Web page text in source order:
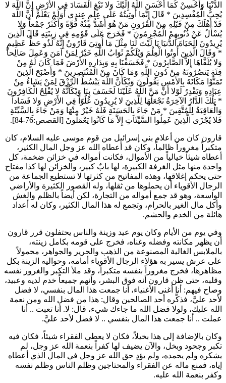
الدُّنْيَا وَأَحْسِنْ كَمَا أَحْسَنَ اللَّهُ إِلَيْكَ وَلا تَبْغِ الْفَسَادَ فِي الأَرْضِ إِنَّ اللَّهَ لا
يُحِبُّ الْمُفْسِدِينَ * قَالَ إِنَّمَا أُوتِيتُهُ عَلَى عِلْمٍ عِندِي أَوَلَمْ يَعْلَمْ أَنَّ اللَّهَ
قَدْ أَهْلَكَ مِنْ قَبْلِهِ مِنْ القُرُونِ مَنْ هُوَ أَشَدُّ مِنْهُ قُوَّةً وَأَكْثَرُ جَمْعاً وَلا
يُسْأَلُ عَنْ ذُنُوبِهِمْ الْمُجْرِمُونَ * فَخَرَجَ عَلَى قَوْمِهِ فِي زِينَتِهِ قَالَ الَّذِينَ
يُرِيدُونَ الْحَيَاةَ الدُّنيَا يَا لَيْتَ لَنَا مِثْلَ مَا أُوتِيَ قَارُونُ إِنَّهُ لَذُو حَظٍّ عَظِيمٍ
* وَقَالَ الَّذِينَ أُوتُوا الْعِلْمَ وَيْلَكُمْ ثَوَابُ اللَّهِ خَيْرٌ لِمَنْ آمَنَ وَعَمِلَ صَالِحاً
وَلا يُلَقَّاهَا إِلاَّ الصَّابِرُونَ * فَخَسَفْنَا بِهِ وَبِدَارِهِ الأَرْضَ فَمَا كَانَ لَهُ مِنْ
فِئَةٍ يَنصُرُونَهُ مِنْ دُونِ اللَّهِ وَمَا كَانَ مِنْ المُنْتَصِرِينَ * وَأَصْبَحَ الَّذِينَ
تَمَنَّوْا مَكَانَهُ بِالأَمْسِ يَقُولُونَ وَيْكَأَنَّ اللَّهَ يَبْسُطُ الرِّزْقَ لِمَنْ يَشَاءُ مِنْ
عِبَادِهِ وَيَقْدِرُ لَوْلا أَنْ مَنَّ اللَّهُ عَلَيْنَا لَخَسَفَ بِنَا وَيْكَأَنَّهُ لا يُفْلِحُ الْكَافِرُونَ
* تِلْكَ الدَّارُ الآخِرَةُ نَجْعَلُهَا لِلَّذِينَ لا يُرِيدُونَ عُلُوّاً فِي الأَرْضِ وَلا فَسَاداً
وَالْعَاقِبَةُ لِلْمُتَّقِينَ * مَنْ جَاءَ بِالْحَسَنَةِ فَلَهُ خَيْرٌ مِنْهَا وَمَنْ جَاءَ بِالسَّيِّئَةِ
فَلا يُجْزَى الَّذِينَ عَمِلُوا السَّيِّئَاتِ إِلاَّ مَا كَانُوا يَعْمَلُونَ [القصص:76-84].
قارون كان من أعلام بني إسرائيل من قوم موسى عليه السلام، كان
متكبراً مغروراً ظالماً، وكان قد أعطاه الله عز وجل المال الكثير،
أعطاه شيئاً خيالياً من الأموال، فكانت أمواله في خزائن ضخمة، كل
واحدة منها مثل الغرفة الكبيرة، لها بابٌ كبير، والخزائن لها كذا مفتاح
حتى يحكم إغلاقها، وهذه المفاتيح من كثرتها لا تستطيع الجماعة من
الرجال الأقوياء أن يحملوها من ثقلها، وله القصور الكثيرة والأراضي
الواسعة، وهو قد جمع أمواله من التجارة، لكن أيضاً بالظلم والغش
وأكل مال الغير بالحرام، وتجمع له هذا المال الكثير، وكان له أعداد
هائلة من الخدم والحشم.
وفي يوم من الأيام وكان يوم عيد وزينة والناس يحتفلون قرر قارون
أن يظهر مكانته وفضله وغناه، فخرج على قومه بكامل زينته،
بالملابس الغالية المصنوعة من الذهب والحرير والجواهر، محمولاً
على عرش يسير به هؤلاء الرجال الأقوياء أمامه، وحواليه الزينة بكل
مظاهرها، فخرج مغروراً بنفسه متكبراً، وقد ملأ التكبر والغرور نفسه
وقلبه، حتى ظن قارون أنه فوق البشر، وأنهم جميعاً خدم لديه وعبيد،
وصاح فيهم: أنا أغنى الأغنياء، أنا جمعت هذا المال بنفسي، لا فضل
لأحد عليَّ، فذكَّره أحد الصالحين وقال: هذا من فضل الله ومن نعمة
الله عليك، ولولا فضل الله ما جاءك شيء، قال: لا. أنا تعبت .. أنا
عملت .. أنا جمعت هذا المال بنفسي .. لا فضل لأحد عليَّ.
وكان بالإضافة إلى هذا بخيلاً، فكان لا يعطي الفقراء شيئاً، فكان فيه
تكبر وجحود وبخل، والآن يضيف لها كفراً بنعمة الله عز وجل، لم
يشكره ولم يحمده، ولم يؤدِ حق الله عز وجل في المال الذي أعطاه
إياه، فمنع ماله عن الفقراء والمحتاجين وظلم الناس وظلم نفسه
وكفر بنعمة الله عليه.